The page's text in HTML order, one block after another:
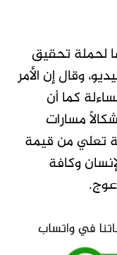
لحملة تحقيق
وقال إن الأمر
كما أن
مسارات
تعلي من قيمة
وكافة